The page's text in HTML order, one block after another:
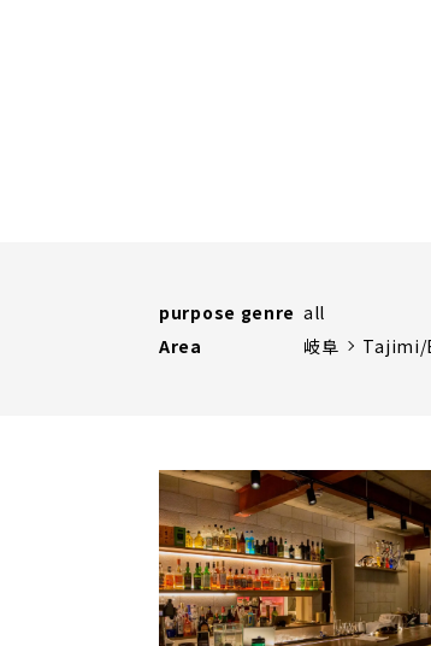
purpose genre all
Area
岐阜 Tajimi/